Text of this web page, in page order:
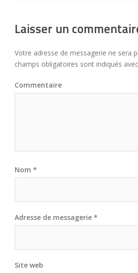
Laisser un
Votre adresse de messagerie ne sera
champs obligatoires sont indiqués avec
Commentaire
Nom *
Adresse de messagerie *
Site web